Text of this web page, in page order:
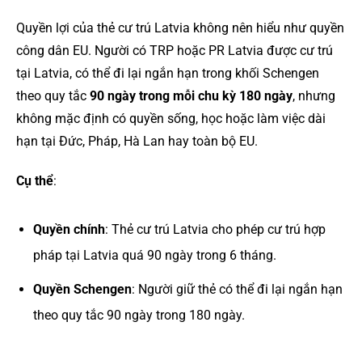
Quyền lợi của thẻ cư trú Latvia không nên hiểu như quyền
công dân EU. Người có TRP hoặc PR Latvia được cư trú
tại Latvia, có thể đi lại ngắn hạn trong khối Schengen
theo quy tắc 90 ngày trong mỗi chu kỳ 180 ngày, nhưng
không mặc định có quyền sống, học hoặc làm việc dài
hạn tại Đức, Pháp, Hà Lan hay toàn bộ EU.
Cụ thể:
Quyền chính: Thẻ cư trú Latvia cho phép cư trú hợp
pháp tại Latvia quá 90 ngày trong 6 tháng.
Quyền Schengen: Người giữ thẻ có thể đi lại ngắn hạn
theo quy tắc 90 ngày trong 180 ngày.